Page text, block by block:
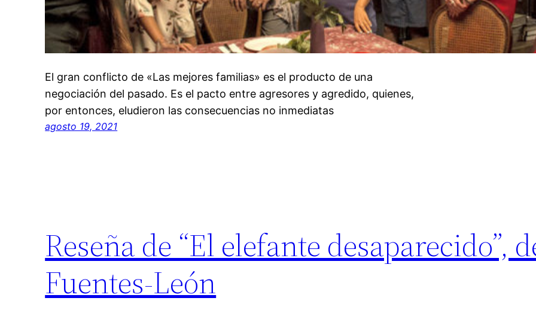
El gran conflicto de «Las mejores familias» es el producto de una
negociación del pasado. Es el pacto entre agresores y agredido, quienes,
por entonces, eludieron las consecuencias no inmediatas
agosto 19, 2021
Reseña de “El elefante desaparecido”,
Fuentes-León